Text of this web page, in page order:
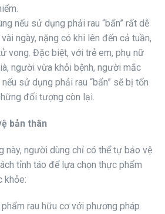
nếu sử dụng phải rau “bẩn” rất dễ
ngày, nặng có khi lên đến cả tuần,
vong. Đặc biệt, với trẻ em, phụ nữ
người vừa khỏi bệnh, người mắc
sử dụng phải rau “bẩn” sẽ bị tổn
đối tượng còn lại.
bản thân
người dùng chỉ có thể tự bảo vệ
tỉnh táo để lựa chọn thực phẩm
khỏe:
rau hữu cơ với phương pháp